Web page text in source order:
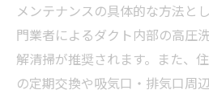
メンテナンスの具体的な方法と
門業者によるダクト内部の高圧
解清掃が推奨されます。また、
の定期交換や吸気口・排気口周